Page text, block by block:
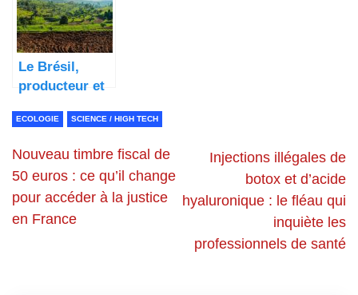
Le Brésil,
producteur et
agricole
ECOLOGIE SCIENCE / HIGH TECH
Nouveau timbre fiscal de
50 euros : ce qu’il change
pour accéder à la justice
en France
Injections illégales de
botox et d’acide
hyaluronique : le fléau qui
inquiète les
professionnels de santé